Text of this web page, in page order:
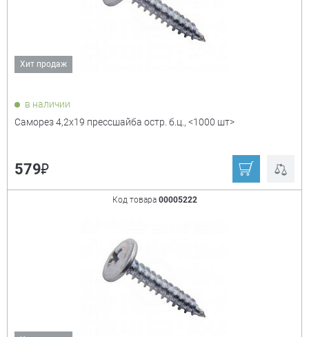
белый
графитовый серый зелёный
серо-коричневый
слоновая кость
темно-коричневый
Хит продаж
в наличии
Саморез 4,2х19 прессшайба остр. б.ц., <1000 шт>
579₽
Код товара 00005222